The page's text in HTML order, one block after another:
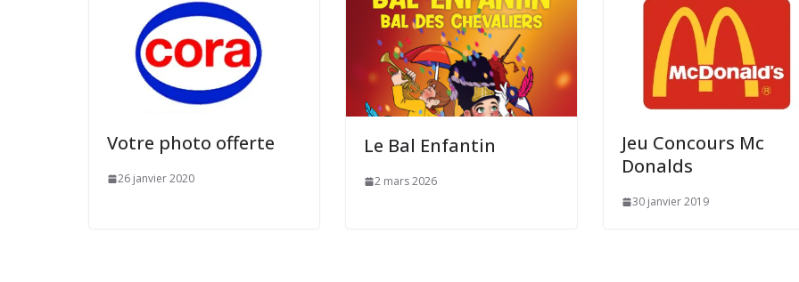
Votre photo offerte
26 janvier 2020
Le Bal Enfantin
2 mars 2026
Jeu Concours Mc
Donalds
30 janvier 2019